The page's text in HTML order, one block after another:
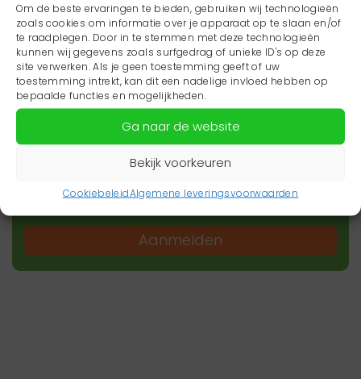
Om de beste ervaringen te bieden, gebruiken wij technologieën
zoals cookies om informatie over je apparaat op te slaan en/of
te raadplegen. Door in te stemmen met deze technologieën
kunnen wij gegevens zoals surfgedrag of unieke ID's op deze
site verwerken. Als je geen toestemming geeft of uw
toestemming intrekt, kan dit een nadelige invloed hebben op
bepaalde functies en mogelijkheden.
Ga naar de website
Bekijk voorkeuren
CookiebeleidAlgemene leveringsvoorwaarden
Wil je niets missen?
Wil je op de hoogte blijven van het laatste
zorgnieuws in jouw regio? Schrijf je dan in voor
onze nieuwsbrief.
Aanmelden